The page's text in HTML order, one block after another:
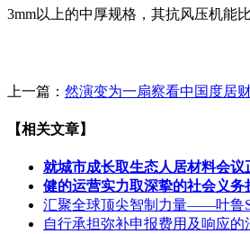
3mm以上的中厚规格，其抗风压机能
上一篇： 然演变为一扇察看中国度居
【相关文章】
就城市成长取生态人居材料会议
健的运营实力取深挚的社会义务
汇聚全球顶尖智制力量——叶鲁
自行承担弥补申报费用及响应